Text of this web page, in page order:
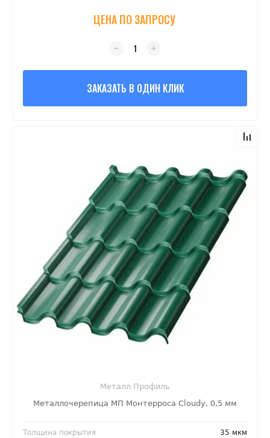
ЦЕНА ПО ЗАПРОСУ
ЗАКАЗАТЬ В ОДИН КЛИК
Металл Профиль
Металлочерепица МП Монтерроса Cloudy, 0,5 мм
Толщина покрытия 35 мкм